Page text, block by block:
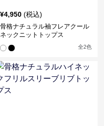
¥4,950 (税込)
骨格ナチュラル袖フレアクール
ネックニットトップス
全2色